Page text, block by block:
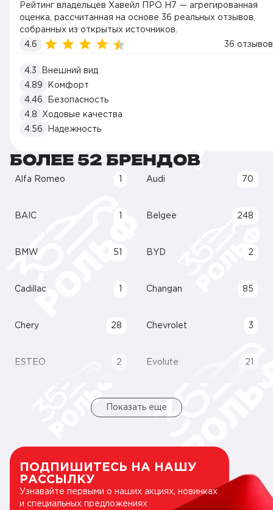
Рейтинг владельцев Хавейл ПРО H7 — агрегированная
оценка, рассчитанная на основе 36 реальных отзывов,
собранных из открытых источников.
4.6
36 отзывов
4.3
Внешний вид
4.89
Комфорт
4.46
Безопасность
4.8
Ходовые качества
4.56
Надежность
БОЛЕЕ 52 БРЕНДОВ
Alfa Romeo Audi 70
BAIC Belgee 248
BMW 51 BYD 2
Cadillac Changan 85
Chery 28 Chevrolet 3
ESTEO 2 Evolute 21
Показать еще
ПОДПИШИТЕСЬ НА НАШУ
РАССЫЛКУ
Узнавайте первыми о наших акциях, новинках
и специальных предложениях